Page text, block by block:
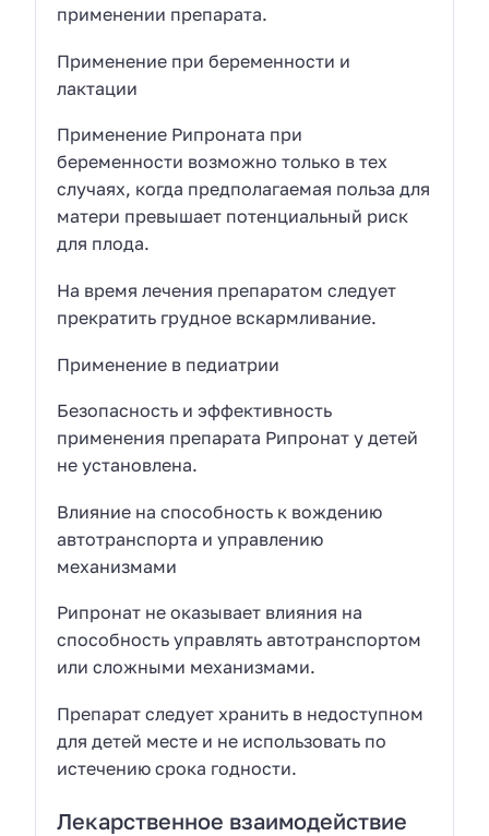
применении препарата.
Применение при беременности и
лактации
Применение Рипроната при
беременности возможно только в тех
случаях, когда предполагаемая польза для
матери превышает потенциальный риск
для плода.
На время лечения препаратом следует
прекратить грудное вскармливание.
Применение в педиатрии
Безопасность и эффективность
применения препарата Рипронат у детей
не установлена.
Влияние на способность к вождению
автотранспорта и управлению
механизмами
Рипронат не оказывает влияния на
способность управлять автотранспортом
или сложными механизмами.
Препарат следует хранить в недоступном
для детей месте и не использовать по
истечению срока годности.
Лекарственное взаимодействие